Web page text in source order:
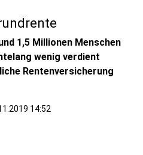
1,5 Millionen Menschen
wenig verdient
Rentenversicherung
14:52